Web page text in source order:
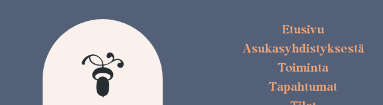
Etusivu
Asukasyhdistyksestä
Toiminta
Tapahtumat